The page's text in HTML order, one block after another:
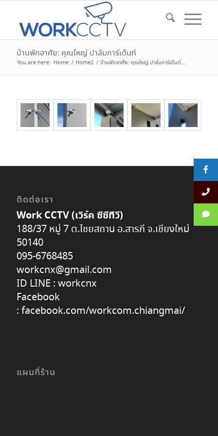
บ้านพักอาศัย: คุณใหญ่ ปาล์มการ์เด้นท์
You are here: Home / Home2 / บ้านพักอาศัย: คุณใหญ่ ปาล์มการ์เด้นท์...
ติดต่อเรา
Work CCTV (เวิร์ค ซีซีทีวี)
188/37 หมู่ 7 ต.ไชยสถาน อ.สารภี จ.เชียงใหม่
50140
095-6768485
workcnx@gmail.com
ID LINE : workcnx
Facebook
: facebook.com/workcom.chiangmai/
แผนที่ร้าน